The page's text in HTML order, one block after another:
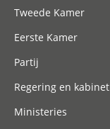
Tweede Kamer
Eerste Kamer
Partij
Regering en kabinet
Ministeries